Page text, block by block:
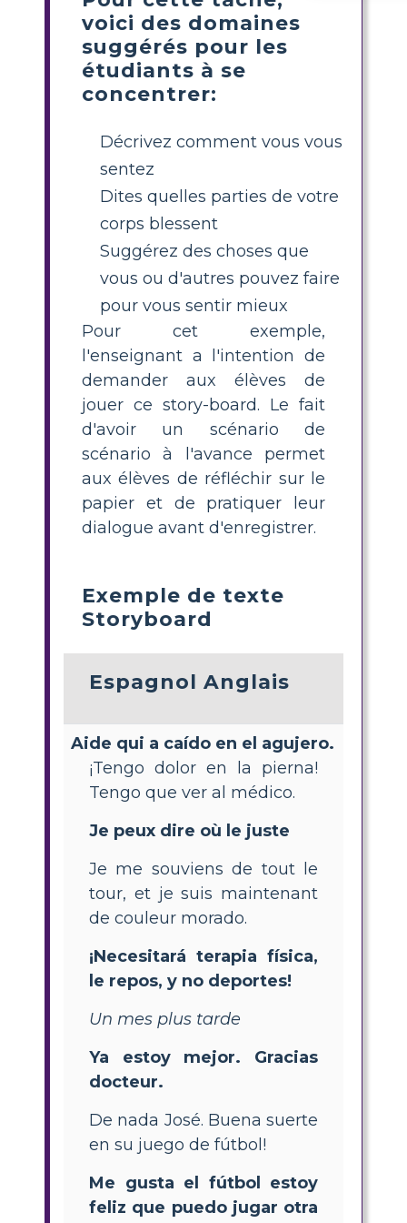
voici des domaines
suggérés pour les
étudiants à se
concentrer:
Décrivez comment vous vous
sentez
Dites quelles parties de votre
corps blessent
Suggérez des choses que
vous ou d'autres pouvez faire
pour vous sentir mieux
Pour cet exemple,
l'enseignant a l'intention de
demander aux élèves de
jouer ce story-board. Le fait
d'avoir un scénario de
scénario à l'avance permet
aux élèves de réfléchir sur le
papier et de pratiquer leur
dialogue avant d'enregistrer.
Exemple de texte
Storyboard
Espagnol Anglais
Aide qui a caído en el agujero.
¡Tengo dolor en la pierna!
Tengo que ver al médico.
Je peux dire où le juste
Je me souviens de tout le
tour, et je suis maintenant
de couleur morado.
¡Necesitará terapia física,
le repos, y no deportes!
Un mes plus tarde
Ya estoy mejor. Gracias
docteur.
De nada José. Buena suerte
en su juego de fútbol!
Me gusta el fútbol estoy
feliz que puedo jugar otra